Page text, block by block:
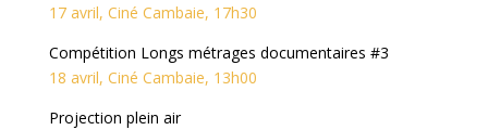
17 avril, Ciné Cambaie, 17h30
Compétition Longs métrages documentaires #3
18 avril, Ciné Cambaie, 13h00
Projection plein air